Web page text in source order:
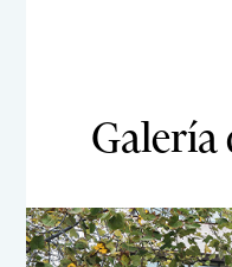
Galería